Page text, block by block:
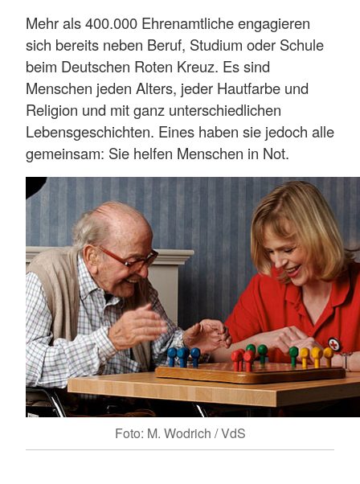
Mehr als 400.000 Ehrenamtliche engagieren
sich bereits neben Beruf, Studium oder Schule
beim Deutschen Roten Kreuz. Es sind
Menschen jeden Alters, jeder Hautfarbe und
Religion und mit ganz unterschiedlichen
Lebensgeschichten. Eines haben sie jedoch alle
gemeinsam: Sie helfen Menschen in Not.
Foto: M. Wodrich / VdS